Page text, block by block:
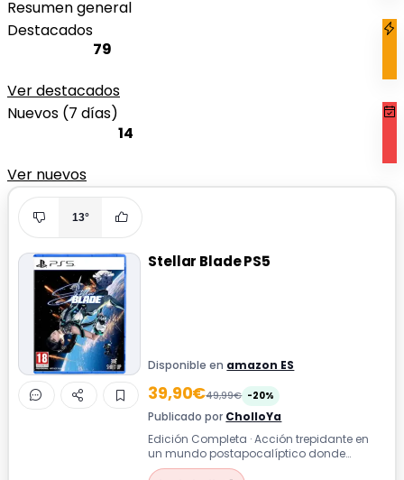
Resumen general
Destacados
79
Ver destacados
Nuevos (7 días)
14
Ver nuevos
13°
Stellar Blade PS5
Disponible en amazon ES
39,90€49,99€ -20%
Publicado por CholloYa
Edición Completa · Acción trepidante en
un mundo postapocalíptico donde
deberás salvar a la humanidad